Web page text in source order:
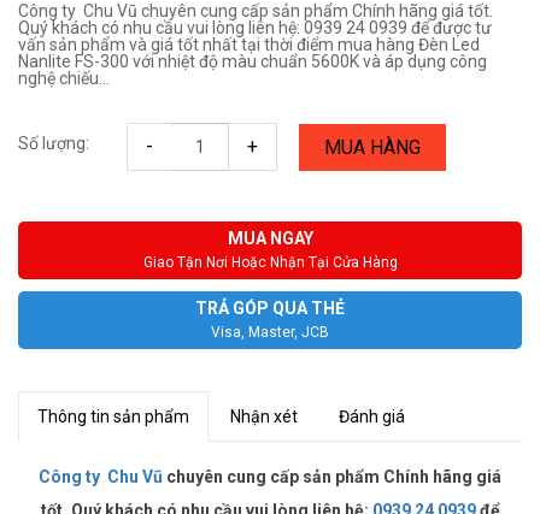
Công ty Chu Vũ chuyên cung cấp sản phẩm Chính hãng giá tốt.
Quý khách có nhu cầu vui lòng liên hệ: 0939 24 0939 để được tư
vấn sản phẩm và giá tốt nhất tại thời điểm mua hàng Đèn Led
Nanlite FS-300 với nhiệt độ màu chuẩn 5600K và áp dụng công
nghệ chiếu...
Số lượng: - + MUA HÀNG
MUA NGAY
Giao Tận Nơi Hoặc Nhận Tại Cửa Hàng
TRẢ GÓP QUA THẺ
Visa, Master, JCB
Thông tin sản phẩm Nhận xét Đánh giá
Công ty Chu Vũ chuyên cung cấp sản phẩm Chính hãng giá